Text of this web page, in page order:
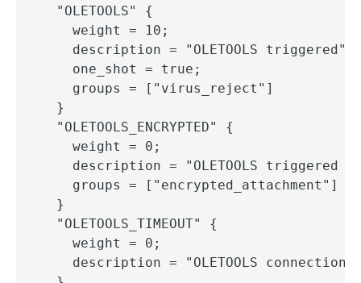
  "OLETOOLS" {
    weight = 10;
    description = "OLETOOLS triggered";
    one_shot = true;
    groups = ["virus_reject"]
  }
  "OLETOOLS_ENCRYPTED" {
    weight = 0;
description = "OLETOOLS triggered -
    groups = ["encrypted_attachment"]
  }
  "OLETOOLS_TIMEOUT" {
    weight = 0;
description = "OLETOOLS connection